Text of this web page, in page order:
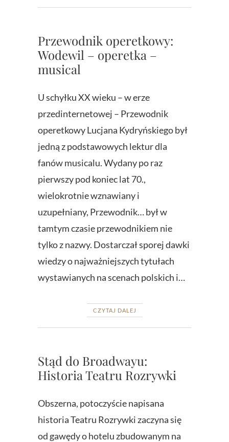
Przewodnik operetkowy:
Wodewil – operetka –
musical
U schyłku XX wieku – w erze
przedinternetowej – Przewodnik
operetkowy Lucjana Kydryńskiego był
jedną z podstawowych lektur dla
fanów musicalu. Wydany po raz
pierwszy pod koniec lat 70.,
wielokrotnie wznawiany i
uzupełniany, Przewodnik… był w
tamtym czasie przewodnikiem nie
tylko z nazwy. Dostarczał sporej dawki
wiedzy o najważniejszych tytułach
wystawianych na scenach polskich i…
CZYTAJ DALEJ
Stąd do Broadwayu:
Historia Teatru Rozrywki
Obszerna, potoczyście napisana
historia Teatru Rozrywki zaczyna się
od gawędy o hotelu zbudowanym na